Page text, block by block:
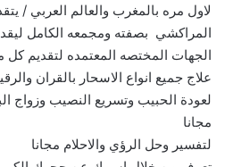
لاول مره بالمغرب والعالم العربي /
المراكشي بصفته ومجمعه الكامل
الجهات المختصه المعتمده لتقديم
علاج جميع انواع الاسحار بالقران
لعودة الحبيب وتسريع النصيب وزواج
مجانا
لتفسير وحل الرؤي والاحلام مجانا